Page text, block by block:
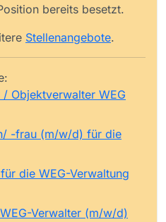
bereits besetzt.
Stellenangebote.
Objektverwalter WEG
-frau (m/w/d) für die
die WEG-Verwaltung
Verwalter (m/w/d)